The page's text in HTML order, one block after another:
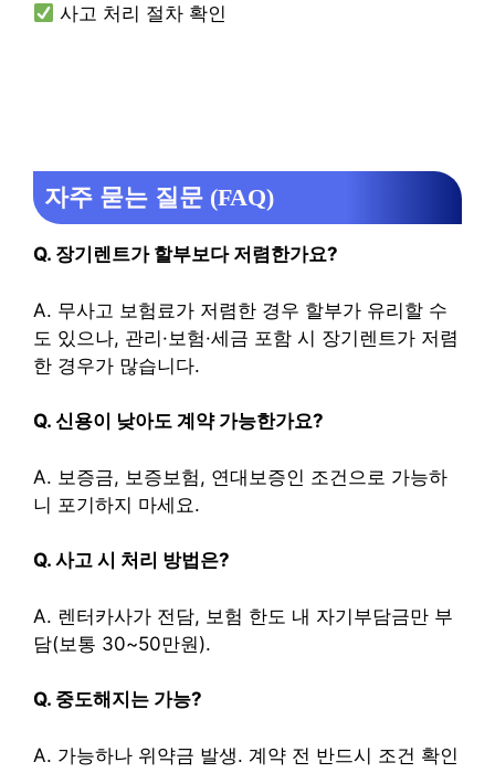
사고 처리 절차 확인
자주 묻는 질문 (FAQ)
Q. 장기렌트가 할부보다 저렴한가요?
A. 무사고 보험료가 저렴한 경우 할부가 유리할 수
도 있으나, 관리·보험·세금 포함 시 장기렌트가 저렴
한 경우가 많습니다.
Q. 신용이 낮아도 계약 가능한가요?
A. 보증금, 보증보험, 연대보증인 조건으로 가능하
니 포기하지 마세요.
Q. 사고 시 처리 방법은?
A. 렌터카사가 전담, 보험 한도 내 자기부담금만 부
담(보통 30~50만원).
Q. 중도해지는 가능?
A. 가능하나 위약금 발생. 계약 전 반드시 조건 확인